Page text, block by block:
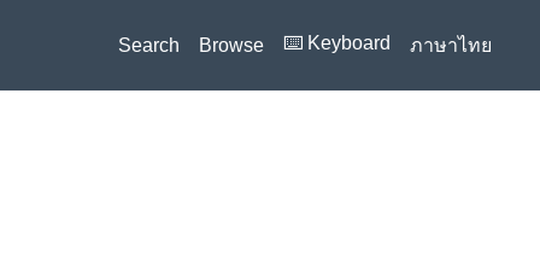
Search Browse ⌨️ Keyboard ภาษาไทย